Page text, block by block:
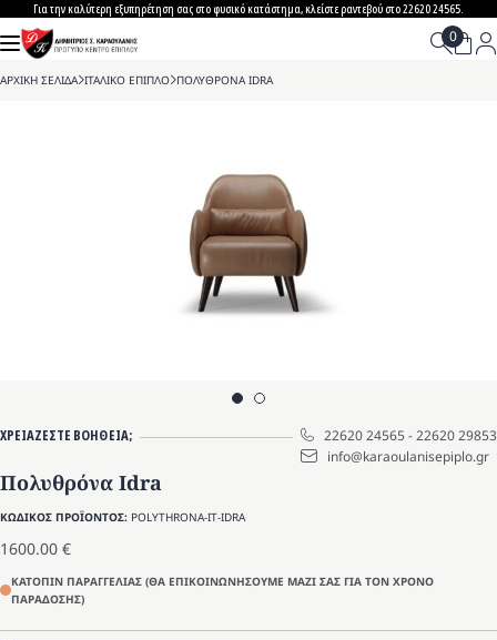
to
content
Για την καλύτερη εξυπηρέτηση σας στο φυσικό κατάστημα, κλείστε ραντεβού στο 22620 24565.
ΑΡΧΙΚΗ ΣΕΛΙΔΑ>ΙΤΑΛΙΚΟ ΕΠΙΠΛΟ>ΠΟΛΥΘΡΟΝΑ IDRA
ΧΡΕΙΑΖΕΣΤΕ ΒΟΗΘΕΙΑ; 22620 24565-22620 29853
info@karaoulanisepiplo.gr
Πολυθρόνα Idra
ΚΩΔΙΚΟΣ ΠΡΟΪΟΝΤΟΣ: POLYTHRONA-IT-IDRA
1600.00 €
ΚΑΤΟΠΙΝ ΠΑΡΑΓΓΕΛΙΑΣ (ΘΑ ΕΠΙΚΟΙΝΩΝΗΣΟΥΜΕ ΜΑΖΙ ΣΑΣ ΓΙΑ ΤΟΝ ΧΡΟΝΟ
ΠΑΡΑΔΟΣΗΣ)